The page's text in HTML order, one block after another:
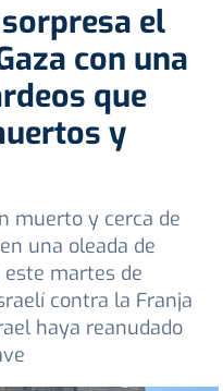
el
con una
que
y
muerto y cerca de
una oleada de
este martes de
contra la Franja
haya reanudado